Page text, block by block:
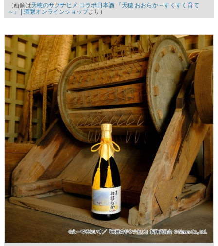
（画像は天穂のサクナヒメ コラボ日本酒 『天穂 おおらか～すくすく育て
～』 | 酒繋オンラインショップより）